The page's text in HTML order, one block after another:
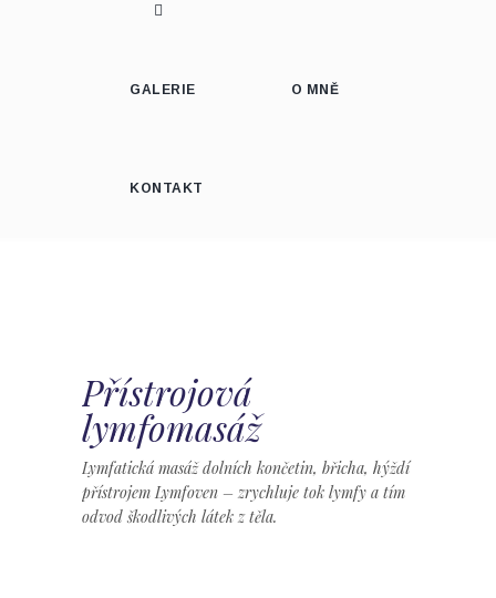
GALERIE O MNĚ
KONTAKT
Přístrojová
lymfomasáž
Lymfatická masáž dolních končetin, břicha, hýždí
přístrojem Lymfoven – zrychluje tok lymfy a tím
odvod škodlivých látek z těla.